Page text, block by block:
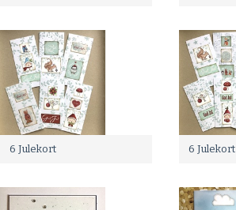
6 Julekort 6 Julekort